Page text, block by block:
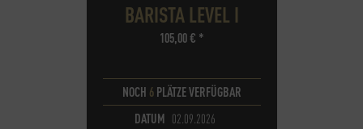
BARISTA LEVEL I
105,00€ *
NOCH 6PLÄTZE VERFÜGBAR
DATUM 02.09.2026